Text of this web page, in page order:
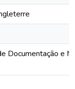
Documentação e